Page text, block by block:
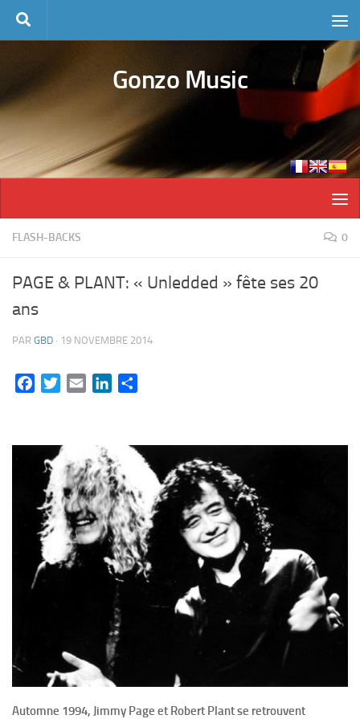
Skip to content
Gonzo Music
FLASH-BACKS 0
PAGE & PLANT: « Unledded » fête ses 20
ans
PAR GBD · 19 NOVEMBRE 2014
FacebookTwitterEmail LinkedIn
Automne 1994, Jimmy Page et Robert Plant se retrouvent